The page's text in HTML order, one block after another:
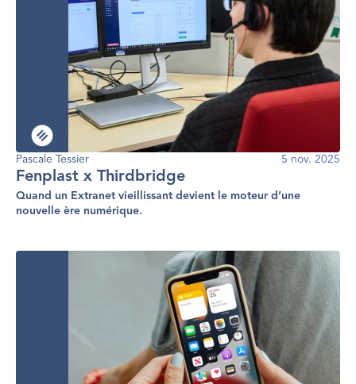
Pascale Tessier 5 nov. 2025
Fenplast x Thirdbridge
Quand un Extranet vieillissant devient le moteur d’une
nouvelle ère numérique.